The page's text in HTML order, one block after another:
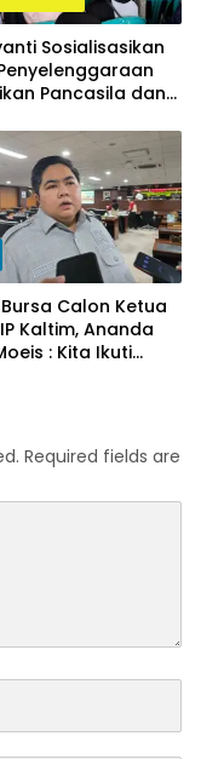
Sosialisasikan
Pancasila dan
Calon Ketua
Kaltim, Ananda
: Kita Ikuti
Required fields are